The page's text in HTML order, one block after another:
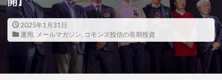
2025年1月31日
運用, メールマガジン, コモンズ投信の長期投資